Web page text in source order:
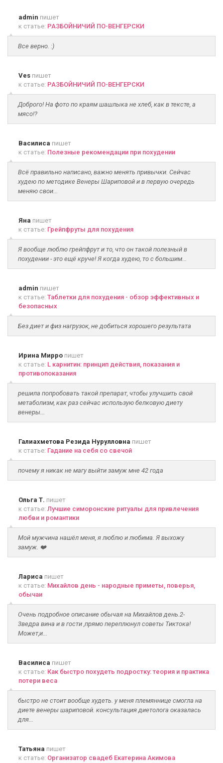
admin пишет
к статье: РАЗБОЙНИЧИЙ ПО-ВЕНГЕРСКИ
Все верно. :)
Ves пишет
к статье: РАЗБОЙНИЧИЙ ПО-ВЕНГЕРСКИ
Доброго! На фото по краям шашлыка не хлеб, как в тексте, а
мясо!?
Василиса пишет
к статье: Полезные рекомендации при похудении
Всё правильно написано, важно менять привычки. Сейчас
худею по методике Венеры Шариповой и в первую очередь
меняю свои...
Яна пишет
к статье: Грейпфруты для похудения
Я вообще люблю грейпфрут и то, что он такой полезный в
похудении - это ещё круче! Я когда худею, то с большим...
admin пишет
к статье: Таблетки для похудения - обзор эффективных и
безопасных
Без диет и физ нагрузок, не добиться хорошего результата
Ирина Мирро пишет
к статье: L карнитин: принцип действия, показания и
противопоказания
решила попробовать такой препарат, чтобы улучшить свой
метаболизм, как раз сейчас использую белковую диету
венеры...
Галиахметова Резида Нурулловна пишет
к статье: Гадание на себя со свечой
почему я никак не магу выйти замуж мне 42 года
Ольга Т. пишет
к статье: Лучшие симоронские ритуалы для привлечения
любви и романтики
Мой мужчина нашёл меня, я люблю и любима. Я выхожу
замуж. ❤️
Лариса пишет
к статье: Михайлов день - народные приметы, поверья,
обычаи
Очень подробное описание обычая на Михайлов день.2-
3ведра вина и в гости ,прямо переплюнул советы Тиктока!
Может,и...
Василиса пишет
к статье: Как быстро похудеть подростку: теория и практика
потери веса
быстро не стоит вообще худеть. у меня племяннице смогла на
диете венеры шариповой. консультация диетолога оказалась
для...
Татьяна пишет
к статье: Организатор свадеб Екатерина Акимова